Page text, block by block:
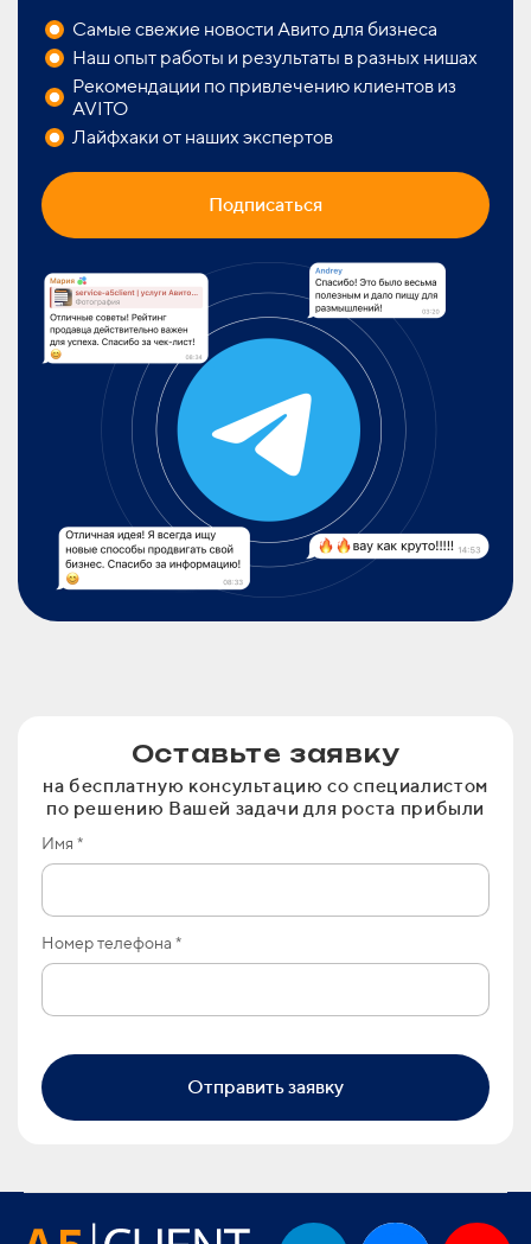
Самые свежие новости Авито для бизнеса
Наш опыт работы и результаты в разных нишах
Рекомендации по привлечению клиентов из
AVITO
Лайфхаки от наших экспертов
Подписаться
Оставьте заявку
на бесплатную консультацию со специалистом
по решению Вашей задачи для роста прибыли
Имя *
Номер телефона *
Отправить заявку